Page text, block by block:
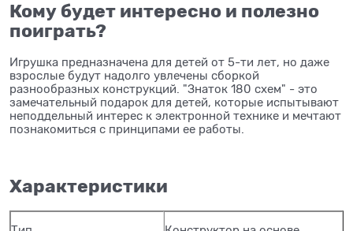
Кому будет интересно и полезно
поиграть?
Игрушка предназначена для детей от 5-ти лет, но даже
взрослые будут надолго увлечены сборкой
разнообразных конструкций. "Знаток 180 схем" - это
замечательный подарок для детей, которые испытывают
неподдельный интерес к электронной технике и мечтают
познакомиться с принципами ее работы.
Характеристики